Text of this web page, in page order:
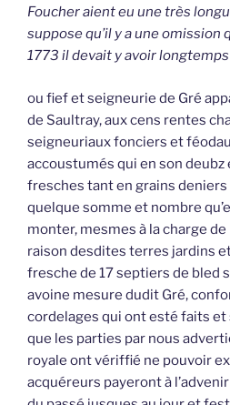
Foucher aient eu une très
suppose qu’il y a une omission
1773 il devait y avoir
ou fief et seigneurie de Gré
de Saultray, aux cens rentes
seigneuriaux fonciers et
accoustumés qui en son deubz
fresches tant en grains
quelque somme et nombre
monter, mesmes à la charge
raison desdites terres jardins
fresche de 17 septiers de bled
avoine mesure dudit Gré,
cordelages qui ont esté faits
que les parties par nous
royale ont vériffié ne pouvoir
acquéreurs payeront à